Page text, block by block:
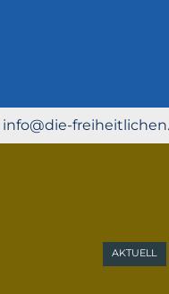
info@die-
AKTUELL